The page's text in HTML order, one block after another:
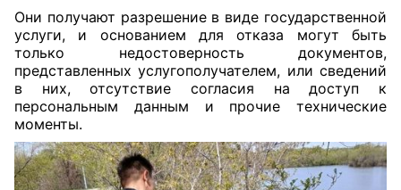
Они получают разрешение в виде государственной
услуги, и основанием для отказа могут быть
только недостоверность документов,
представленных услугополучателем, или сведений
в них, отсутствие согласия на доступ к
персональным данным и прочие технические
моменты.